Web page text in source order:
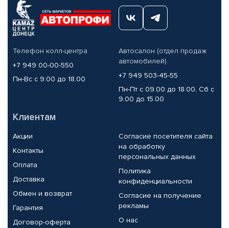
Телефон колл-центра
+7 949 00-00-550
Пн-Вс с 9.00 до 18.00
Автосалон (отдел продаж
автомобилей)
+7 949 503-45-55
Пн-Пт с 09.00 до 18.00, Сб с
9.00 до 15.00
Клиентам
Акции
Контакты
Оплата
Доставка
Обмен и возврат
Гарантия
Договор-оферта
Согласие посетителя сайта
на обработку
персональных данных
Политика
конфиденциальности
Согласие на получение
рекламы
О нас